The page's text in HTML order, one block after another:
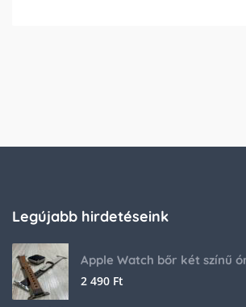
Legújabb hirdetéseink
Apple Watch bőr két színű
2 490 Ft